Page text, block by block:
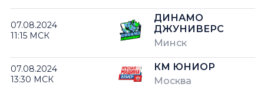
07.08.2024
11:15 МСК
ДИНАМО
ДЖУНИВЕРС
Минск
07.08.2024
13:30 МСК
КМ ЮНИОР
Москва